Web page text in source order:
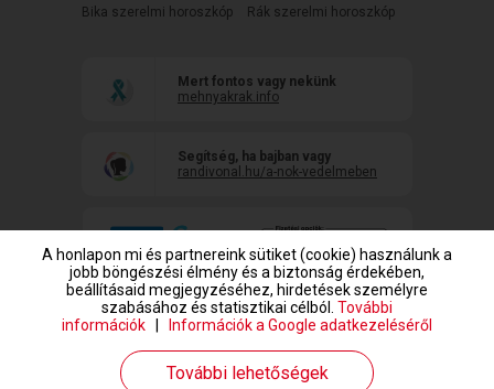
Bika szerelmi horoszkóp
Rák szerelmi horoszkóp
Mert fontos vagy nekünk
mehnyakrak.info
Segítség, ha bajban vagy
randivonal.hu/a-nok-vedelmeben
www.randivonal.hu © Copyright 1999-2026 Dating Central Europe Zrt.
A honlapon mi és partnereink sütiket (cookie) használunk a
jobb böngészési élmény és a biztonság érdekében,
beállításaid megjegyzéséhez, hirdetések személyre
szabásához és statisztikai célból. További
információk
Információk a Google adatkezeléséről
További lehetőségek